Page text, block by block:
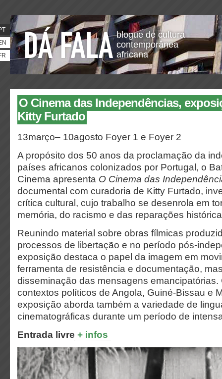
blogue de cultura
contemporânea
africana
O Cinema das Independências,
Kitty Furtado
13março– 10agosto Foyer 1 e Foyer 2
A propósito dos 50 anos da proclamação da
países africanos colonizados por Portugal, o
Cinema apresenta O Cinema das
documental com curadoria de Kitty Furtado,
crítica cultural, cujo trabalho se desenrola em
memória, do racismo e das reparações
Reunindo material sobre obras fílmicas
processos de libertação e no período pós-
exposição destaca o papel da imagem em
ferramenta de resistência e documentação,
disseminação das mensagens emancipatórias.
contextos políticos de Angola, Guiné-Bissau e
exposição aborda também a variedade de
cinematográficas durante um período de
Entrada livre + infos